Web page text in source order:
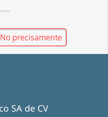
precisamente
SA de CV